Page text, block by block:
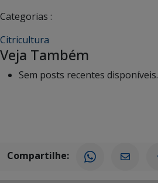
Categorias :
Citricultura
Veja Também
Sem posts recentes disponíveis.
Compartilhe: